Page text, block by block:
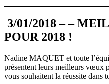
3/01/2018 – –
POUR 2018 !
Nadine MAQUET et toute
présentent leurs meilleurs vœux
vous souhaitent la réussite dans